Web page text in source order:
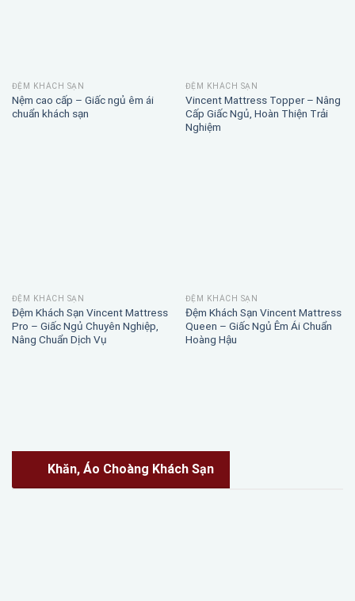
ĐỆM KHÁCH SẠN
Nệm cao cấp – Giấc ngủ êm ái
chuẩn khách sạn
ĐỆM KHÁCH SẠN
Vincent Mattress Topper – Nâng
Cấp Giấc Ngủ, Hoàn Thiện Trải
Nghiệm
ĐỆM KHÁCH SẠN
Đệm Khách Sạn Vincent Mattress
Pro – Giấc Ngủ Chuyên Nghiệp,
Nâng Chuẩn Dịch Vụ
ĐỆM KHÁCH SẠN
Đệm Khách Sạn Vincent Mattress
Queen – Giấc Ngủ Êm Ái Chuẩn
Hoàng Hậu
Khăn, Áo Choàng Khách Sạn